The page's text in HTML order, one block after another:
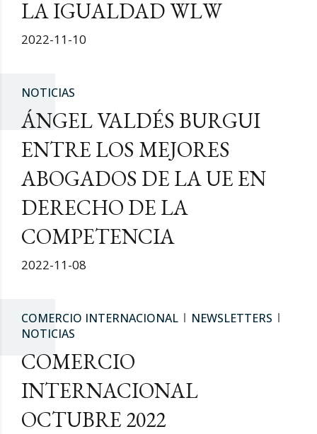
LA IGUALDAD WLW
2022-11-10
NOTICIAS
ÁNGEL VALDÉS BURGUI
ENTRE LOS MEJORES
ABOGADOS DE LA UE EN
DERECHO DE LA
COMPETENCIA
2022-11-08
COMERCIO INTERNACIONAL
NEWSLETTERS
NOTICIAS
COMERCIO
INTERNACIONAL
OCTUBRE 2022